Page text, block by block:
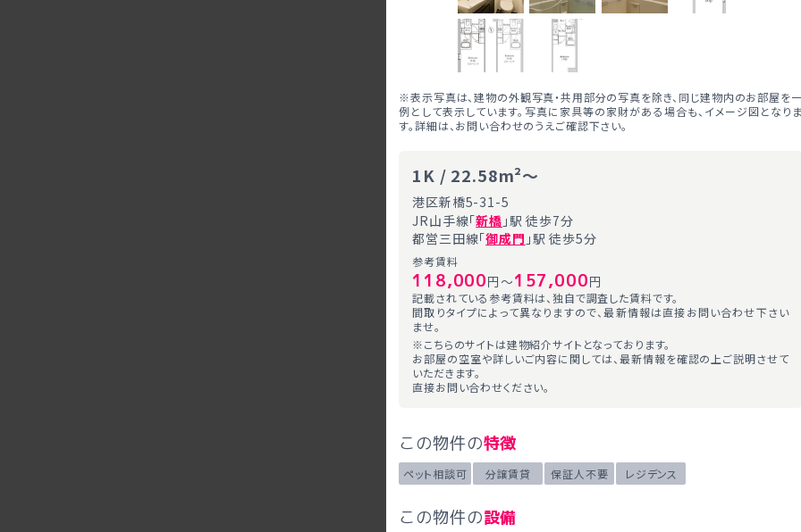
※表示写真は、建物の外観写真・共用部分の写真を除き、同じ建物内のお部屋を
例として表示しています。写真に家具等の家財がある場合も、イメージ図となり
す。詳細は、お問い合わせのうえご確認下さい。
1K / 22.58m²～
港区新橋5-31-5
JR山手線「新橋 」駅 徒歩7分
都営三田線「御成門 」駅 徒歩5分
参考賃料
118,000円～157,000円
記載されている参考賃料は、独自で調査した賃料です。
間取りタイプによって異なりますので、最新情報は直接お問い合わせ下さい
ませ。
※こちらのサイトは建物紹介サイトとなっております。
お部屋の空室や詳しいご内容に関しては、最新情報を確認の上ご説明させて
いただきます。
直接お問い合わせください。
この物件の特徴
ペット相談可 分譲賃貸 保証人不要 レジデンス
この物件の設備